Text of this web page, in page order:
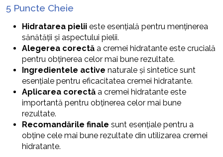
5 Puncte Cheie
Hidratarea pielii este esențială pentru menținerea
sănătății și aspectului pielii.
Alegerea corectă a cremei hidratante este crucială
pentru obținerea celor mai bune rezultate.
Ingredientele active naturale și sintetice sunt
esențiale pentru eficacitatea cremei hidratante.
Aplicarea corectă a cremei hidratante este
importantă pentru obținerea celor mai bune
rezultate.
Recomandările finale sunt esențiale pentru a
obține cele mai bune rezultate din utilizarea cremei
hidratante.